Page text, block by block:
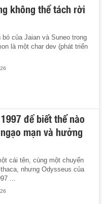
không thể tách rời
bó của Jaian và Suneo trong
là một char dev (phát triển
để biết thế nào
mạn và hưởng
cái tên, cùng một chuyến
nhưng Odysseus của
...